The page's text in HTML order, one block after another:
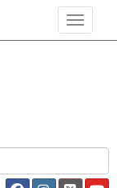
Toggle